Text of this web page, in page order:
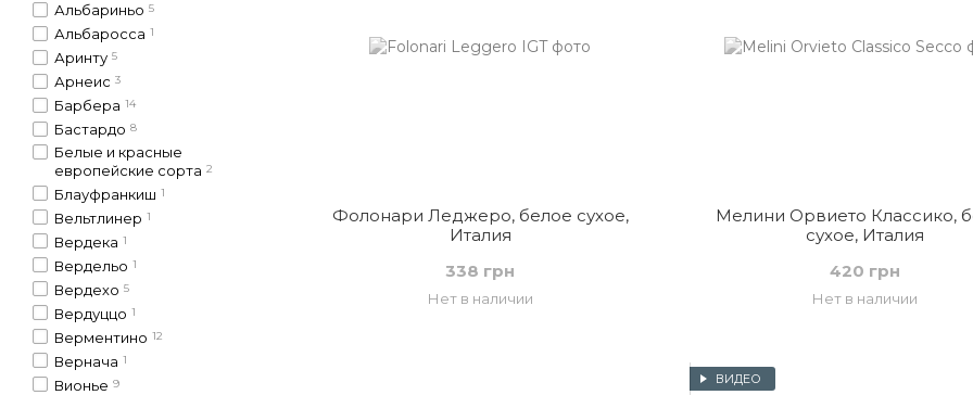
Фолонари Леджеро, белое сухое,
Италия
338 грн
Нет в наличии
Мелини Орвието Классико,
сухое, Италия
420 грн
Нет в наличии
ВИДЕО
Альбариньо 5
Альбаросса 1
Аринту 5
Арнеис 3
Барбера 14
Бастардо 8
Белые и красные
европейские сорта 2
Блауфранкиш 1
Вельтлинер 1
Вердека 1
Вердельо 1
Вердехо 5
Вердуццо 1
Верментино 12
Вернача 1
Вионье 9